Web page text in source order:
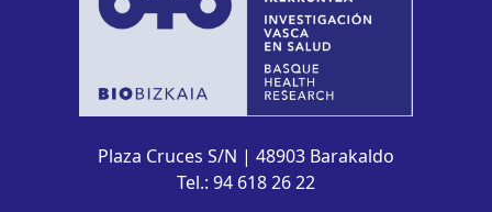
Plaza Cruces S/N | 48903 Barakaldo
Tel.: 94 618 26 22